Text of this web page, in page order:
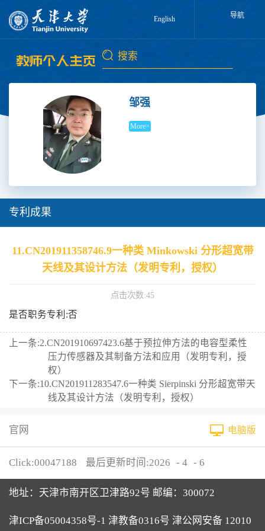
English 导航
邹强
More>
专利成果
11.CN201911358746.9一种类 Minkowski 分形超宽带
天线及其设计方法（发明专利，授权）
点击次数:45
是否职务专利:否
上一条:2.CN201910697423.6基于预拉伸方法的电容型柔性
压力传感器及其制备方法和应用（发明专利，授
权）
下一条:10.CN201911283547.6一种类 Sierpinski 分形超宽带天
线及其设计方法（发明专利，授权）
官网 电脑版
Click:00047188 最后更新时间:2026 - 4 - 6
地址：天津市南开区卫津路92号 邮编：300072
津ICP备05004358号-1 津教备0316号 津公网安备 12010